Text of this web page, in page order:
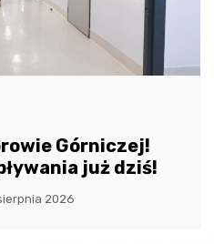
Górniczej!
już dziś!
2026